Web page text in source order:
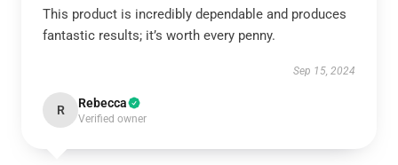
This product is incredibly dependable and produces
fantastic results; it’s worth every penny.
Sep 15, 2024
R Rebecca
Verified owner